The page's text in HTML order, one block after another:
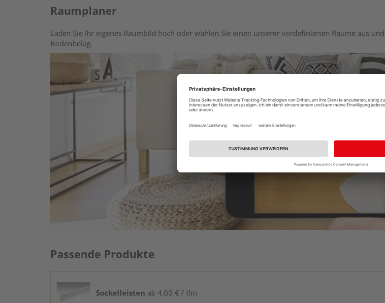
Raumplaner
Laden Sie Ihr eigenes Raumbild hoch oder wählen Sie einen unserer vordefinierten Räume aus
Bodenbelag.
Raumplaner
Passende Produkte
Sockelleisten ab 4,00 € / lfm